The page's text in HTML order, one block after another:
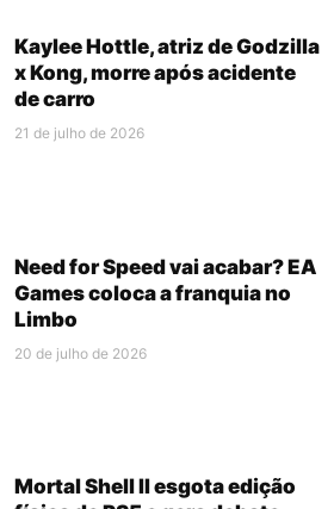
Kaylee Hottle, atriz de Godzilla
x Kong, morre após acidente
de carro
21 de julho de 2026
Need for Speed vai acabar? EA
Games coloca a franquia no
Limbo
20 de julho de 2026
Mortal Shell II esgota edição